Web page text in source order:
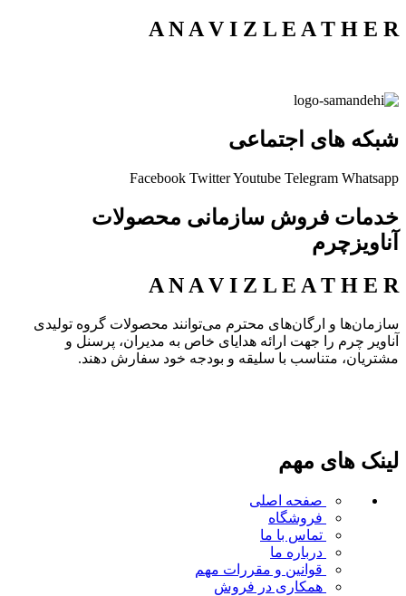
A N A V I Z L E A T H E R
شبکه های اجتماعی
Facebook TwitterYoutube Telegram Whatsapp
خدمات فروش سازمانی محصولات
آناویزچرم
A N A V I Z L E A T H E R
سازمان‌ها و ارگان‌های محترم می‌توانند محصولات گروه تولیدی
آناویر چرم را جهت ارائه هدایای خاص به مدیران، پرسنل و
مشتریان، متناسب با سلیقه و بودجه خود سفارش دهند.
لینک های مهم
صفحه اصلی
فروشگاه
تماس با ما
درباره ما
قوانین و مقررات مهم
همکاری در فروش